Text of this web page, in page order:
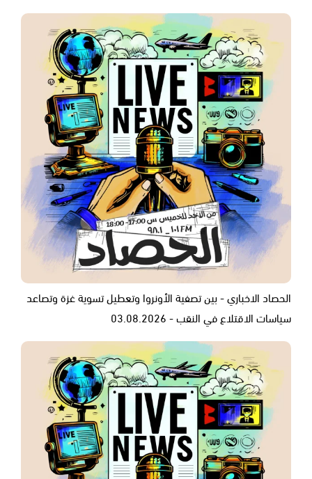
الحصاد الاخباري - بين تصفية الأونروا وتعطيل تسوية غزة وتصاعد
سياسات الاقتلاع في النقب - 03.08.2026